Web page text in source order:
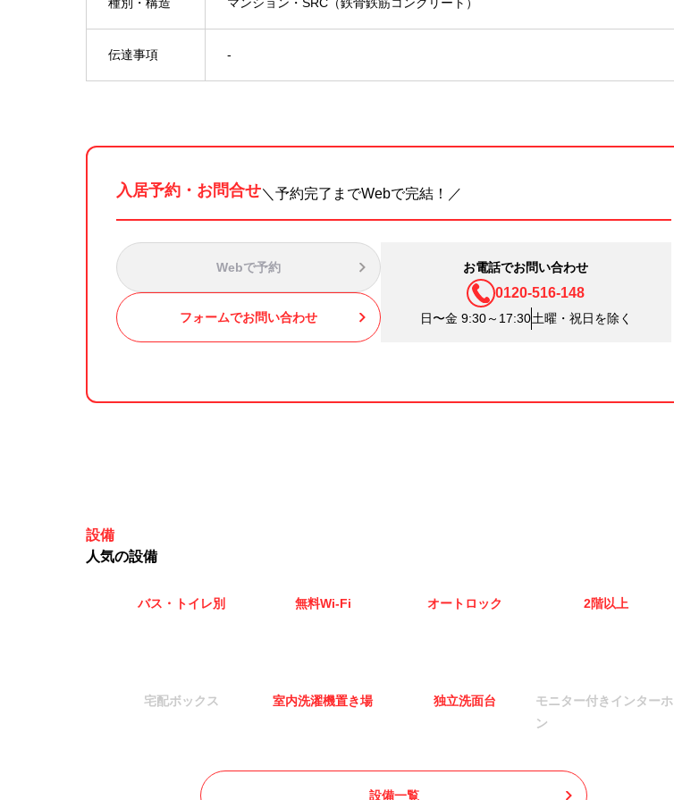
伝達事項 -
入居予約・お問合せ＼予約完了までWebで完結！／
Webで予約
フォームでお問い合わせ
お電話でお問い合わせ
0120-516-148
日〜金 9:30～17:30土曜・祝日を除く
設備
人気の設備
バス・トイレ別 無料Wi-Fi オートロック 2階以上
宅配ボックス 室内洗濯機置き場 独立洗面台
モニター付きインターホ
ン
設備一覧